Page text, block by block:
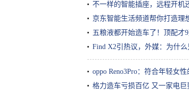
不一样的智能插座，远程开机
京东智能生活频道帮你打造理
五粮液都开始造车了！顶配才
Find X2引热议，外媒：为什
oppo Reno3Pro：符合年轻女
格力造车亏损百亿 又一家电